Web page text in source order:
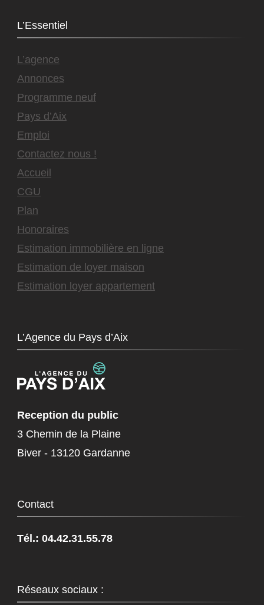
L’Essentiel
L’agence
Annonces
Programme neuf
Pays d’Aix
Emploi
Contactez nous !
Accueil
CGU
Plan
Honoraires
Estimation immobilière en ligne
Estimation de loyer maison
Estimation loyer appartement
L’Agence du Pays d’Aix
Reception du public
3 Chemin de la Plaine
Biver - 13120 Gardanne
Contact
Tél.: 04.42.31.55.78
Réseaux sociaux :